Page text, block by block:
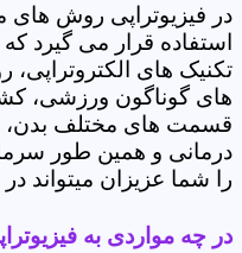
در فیزیوتراپی روش های
استفاده قرار می گیرد
تکنیک های الکتروتراپی،
های گوناگون ورزشی،
قسمت های مختلف بدن،
درمانی و همین طور
را شما عزیزان میتواند
در چه مواردی به